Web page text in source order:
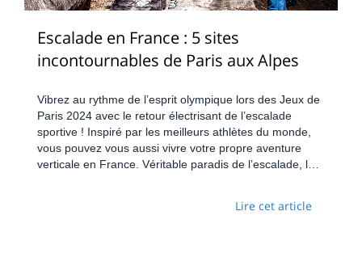
Escalade en France : 5 sites
incontournables de Paris aux Alpes
Vibrez au rythme de l’esprit olympique lors des Jeux de
Paris 2024 avec le retour électrisant de l’escalade
sportive ! Inspiré par les meilleurs athlètes du monde,
vous pouvez vous aussi vivre votre propre aventure
verticale en France. Véritable paradis de l’escalade, la
des sites incontournables pour les grimpeurs de tous
Lire cet article